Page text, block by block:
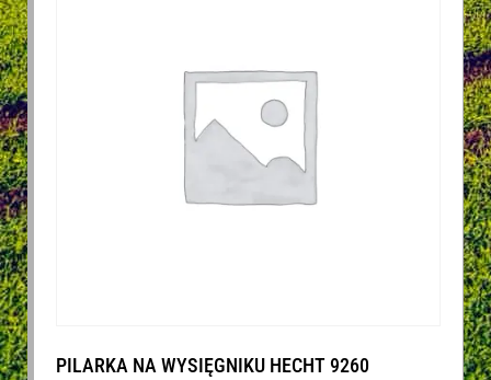
PILARKA NA WYSIĘGNIKU HECHT 9260